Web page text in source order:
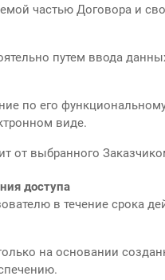
частью Договора и
путем ввода
по его
виде.
от выбранного
доступа
в течение срока
на основании